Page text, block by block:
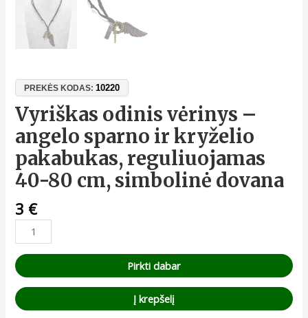
PREKĖS KODAS:10220
Vyriškas odinis vėrinys –
angelo sparno ir kryželio
pakabukas, reguliuojamas
40-80 cm, simbolinė dovana
3 €
Pirkti dabar
Į krepšelį